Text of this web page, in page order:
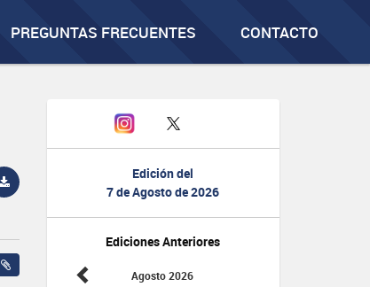
PREGUNTAS FRECUENTES CONTACTO
Edición del
7 de Agosto de 2026
Ediciones Anteriores
Agosto 2026